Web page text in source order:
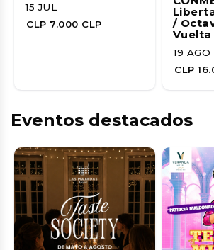
15 JUL
CLP 7.000 CLP
/
Vuelta
19 AGO
CLP
Eventos destacados